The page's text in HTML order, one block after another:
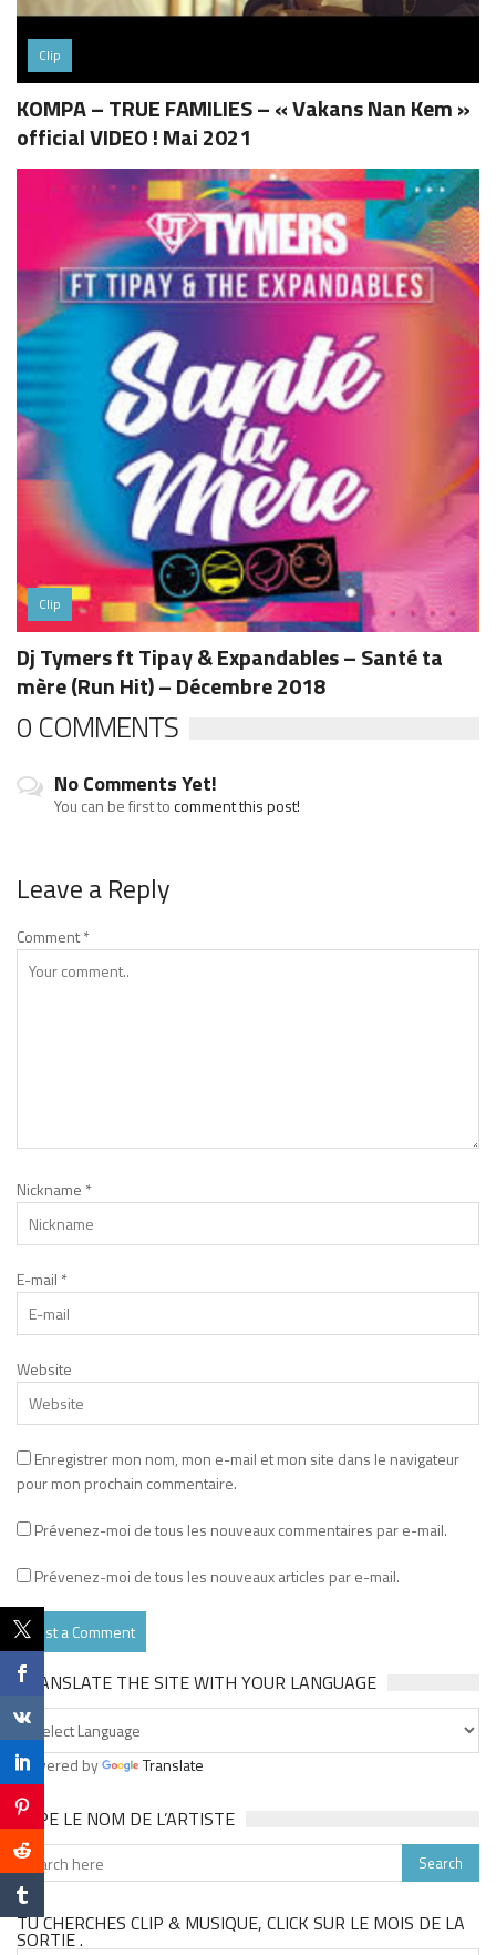
Clip
KOMPA – TRUE FAMILIES – « Vakans Nan Kem »
official VIDEO ! Mai 2021
Clip
Dj Tymers ft Tipay & Expandables – Santé ta
mère (Run Hit) – Décembre 2018
0 COMMENTS
No Comments Yet!
You can be first tocomment this post!
Leave a Reply
Comment*
Nickname *
E-mail *
Website
Enregistrer mon nom, mon e-mail et mon site dans le navigateur
pour mon prochain commentaire.
Prévenez-moi de tous les nouveaux commentaires par e-mail.
Prévenez-moi de tous les nouveaux articles par e-mail.
TRANSLATE THE SITE WITH YOUR LANGUAGE
Powered by Translate
TAPE LE NOM DE L’ARTISTE
TU CHERCHES CLIP & MUSIQUE, CLICK SUR LE MOIS DE LA
SORTIE .